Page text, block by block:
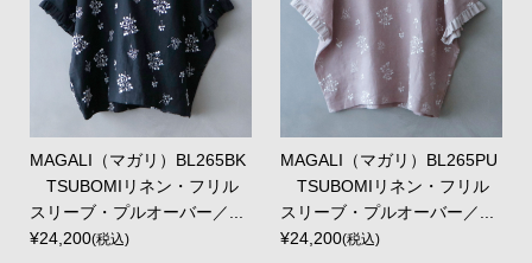
MAGALI（マガリ）BL265BK
TSUBOMIリネン・フリル
スリーブ・プルオーバー／...
¥24,200(税込)
MAGALI（マガリ）BL265PU
TSUBOMIリネン・フリル
スリーブ・プルオーバー／...
¥24,200(税込)